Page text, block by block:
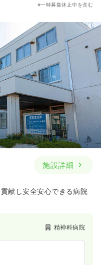
※一時募集休止中を含む
施設詳細
献し安全安心できる病院
精神科病院